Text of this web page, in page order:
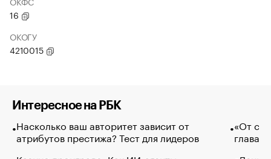
16
ОКОГУ
4210015
Интересное на РБК
Насколько ваш авторитет зависит от
атрибутов престижа? Тест для лидеров
«От
глава